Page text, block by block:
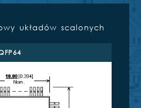
układów scalonych